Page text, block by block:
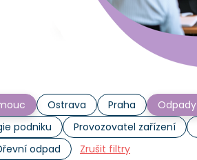
Ostrava Praha Odpady
podniku Provozovatel zařízení
odpad Zrušit filtry